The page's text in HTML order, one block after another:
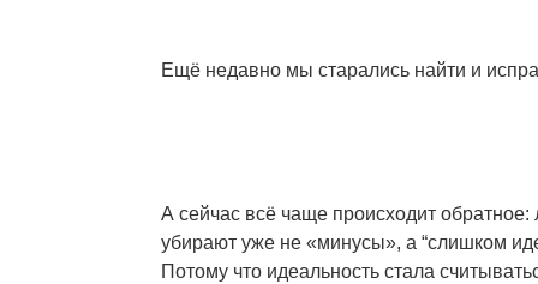
Ещё недавно мы старались найти и
А сейчас всё чаще происходит
убирают уже не «минусы», а “слишком
Потому что идеальность стала